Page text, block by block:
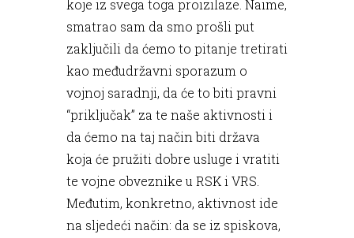
koje iz svega toga proizilaze. Naime,
smatrao sam da smo prošli put
zaključili da ćemo to pitanje tretirati
kao međudržavni sporazum o
vojnoj saradnji, da će to biti pravni
“priključak” za te naše aktivnosti i
da ćemo na taj način biti država
koja će pružiti dobre usluge i vratiti
te vojne obveznike u RSK i VRS.
Međutim, konkretno, aktivnost ide
na sljedeći način: da se iz spiskova,